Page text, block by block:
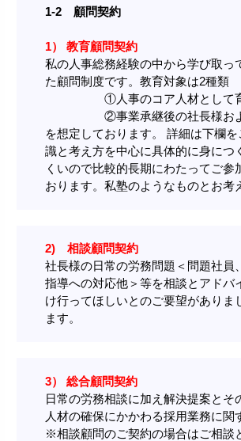
1-2 顧問契約
1） 教育顧問契約
私の人事総務経験の中から学び取っ
た顧問制度です。教育対象は2種類
①人事のコア人材として育
②事業承継後の社長様および
を想定しております。 詳細は下欄
識と考え方を中心に具体的に身につ
くいので比較的長期にわたってご
おります。私塾のようなものとお考
2) 相談顧問契約
社長様の日常の労務問題＜問題社
指導への対応他＞等を相談とアド
け行ってほしいとのご要望があり
ます。
3） 総合顧問契約
日常の労務相談に加え解決提案と
人材の確保にかかわる採用業務に関
※相談顧問のご契約の場合はご相談